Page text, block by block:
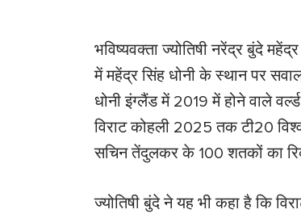
भविष्यवक्ता ज्योतिषी नरेंद्र बुंदे
में महेंद्र सिंह धोनी के स्थान पर
धोनी इंग्लैंड में 2019 में होने वाले
विराट कोहली 2025 तक टी20
सचिन तेंदुलकर के 100 शतकों का
ज्योतिषी बुंदे ने यह भी कहा है कि